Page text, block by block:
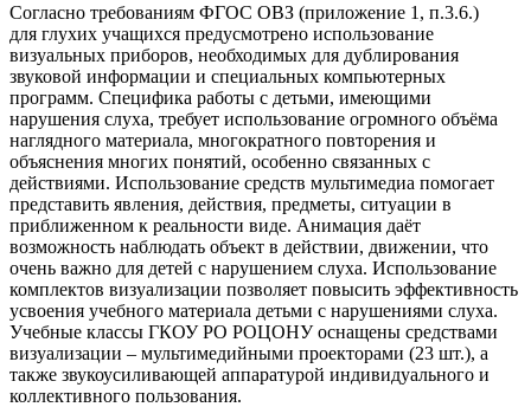
Согласно требованиям ФГОС ОВЗ (приложение 1, п.3.6.)
для глухих учащихся предусмотрено использование
визуальных приборов, необходимых для дублирования
звуковой информации и специальных компьютерных
программ. Специфика работы с детьми, имеющими
нарушения слуха, требует использование огромного объёма
наглядного материала, многократного повторения и
объяснения многих понятий, особенно связанных с
действиями. Использование средств мультимедиа помогает
представить явления, действия, предметы, ситуации в
приближенном к реальности виде. Анимация даёт
возможность наблюдать объект в действии, движении, что
очень важно для детей с нарушением слуха. Использование
комплектов визуализации позволяет повысить эффективность
усвоения учебного материала детьми с нарушениями слуха.
Учебные классы ГКОУ РО РОЦОНУ оснащены средствами
визуализации – мультимедийными проекторами (23 шт.), а
также звукоусиливающей аппаратурой индивидуального и
коллективного пользования.